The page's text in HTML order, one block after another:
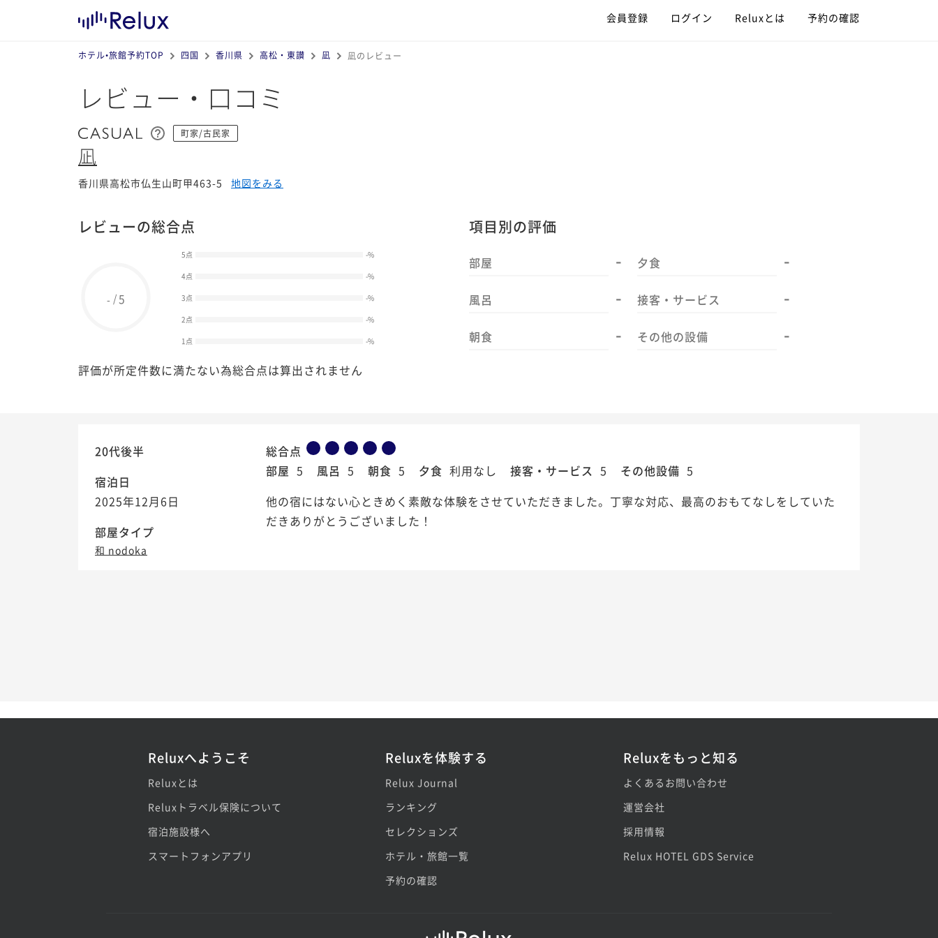
会員登録 ログイン Reluxとは 予約の確認
ホテル•旅館予約TOP 四国 香川県 高松・東讃 凪 凪のレビュー
レビュー・口コミ
町家/古民家
凪
香川県高松市仏生山町甲463-5 地図をみる
レビューの総合点
- /5
5点 -%
4点 -%
3点 -%
2点 -%
1点 -%
評価が所定件数に満たない為総合点は算出されません
項目別の評価
部屋 -
風呂 -
朝食 -
夕食 -
接客・サービス -
その他の設備 -
20代後半
宿泊日
2025年12月6日
部屋タイプ
和 nodoka
総合点
部屋 5 風呂 5 朝食 5 夕食 利用なし 接客・サービス 5 その他設備 5
他の宿にはない心ときめく素敵な体験をさせていただきました。丁寧な対応、最高のおもてなしをしていた
だきありがとうございました！
Reluxへようこそ
Reluxとは
Reluxトラベル保険について
宿泊施設様へ
スマートフォンアプリ
Reluxを体験する
Relux Journal
ランキング
セレクションズ
ホテル・旅館一覧
予約の確認
Reluxをもっと知る
よくあるお問い合わせ
運営会社
採用情報
Relux HOTEL GDS Service